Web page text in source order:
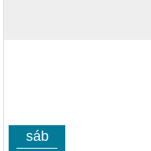
sáb